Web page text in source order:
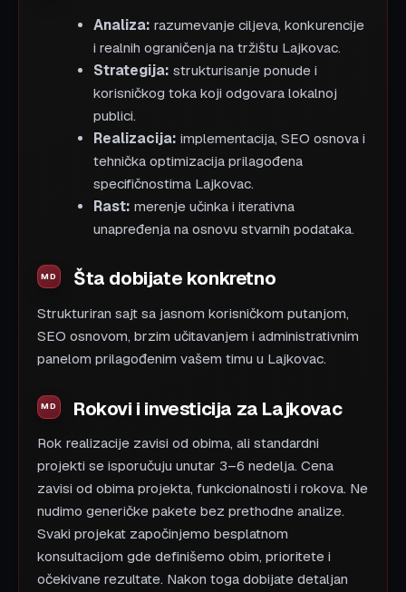
Analiza: razumevanje ciljeva, konkurencije
i realnih ograničenja na tržištu Lajkovac.
Strategija: strukturisanje ponude i
korisničkog toka koji odgovara lokalnoj
publici.
Realizacija: implementacija, SEO osnova i
tehnička optimizacija prilagođena
specifičnostima Lajkovac.
Rast: merenje učinka i iterativna
unapređenja na osnovu stvarnih podataka.
Šta dobijate konkretno
Strukturiran sajt sa jasnom korisničkom putanjom,
SEO osnovom, brzim učitavanjem i administrativnim
panelom prilagođenim vašem timu u Lajkovac.
Rokovi i investicija za Lajkovac
Rok realizacije zavisi od obima, ali standardni
projekti se isporučuju unutar 3–6 nedelja. Cena
zavisi od obima projekta, funkcionalnosti i rokova. Ne
nudimo generičke pakete bez prethodne analize.
Svaki projekat započinjemo besplatnom
konsultacijom gde definišemo obim, prioritete i
očekivane rezultate. Nakon toga dobijate detaljan